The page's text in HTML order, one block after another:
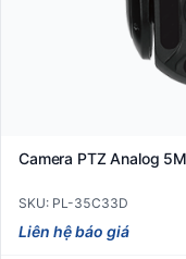
Camera PTZ Analog
SKU: PL-35C33D
Liên hệ báo giá